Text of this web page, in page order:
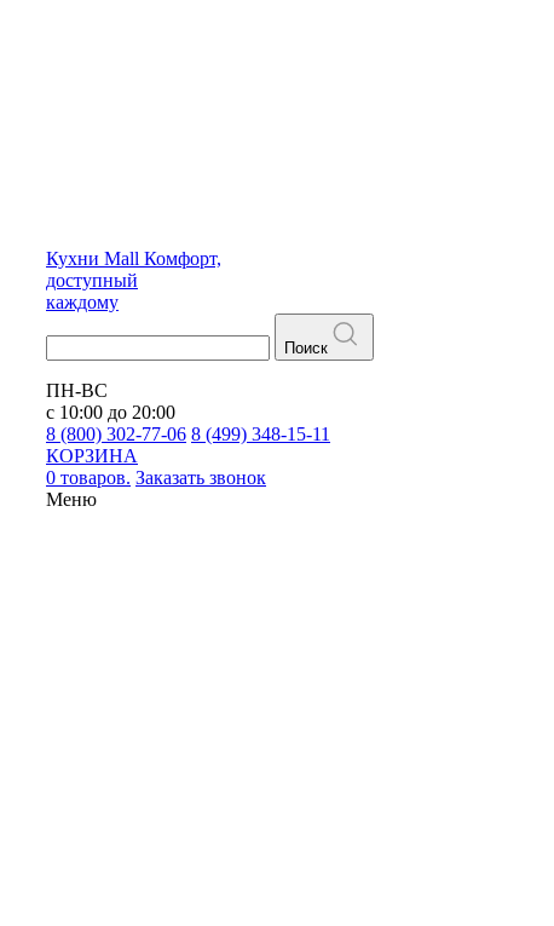
Кухни Mall Комфорт,
доступный
каждому
Поиск
ПН-ВС
с 10:00 до 20:00
8 (800) 302-77-06 8 (499) 348-15-11
КОРЗИНА
0 товаров. Заказать звонок
Меню